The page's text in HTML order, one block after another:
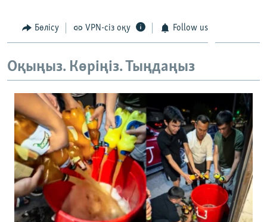
Басқа тілдерде
Бөлісу VPN-сіз оқу Follow us
Оқыңыз. Көріңіз. Тыңдаңыз